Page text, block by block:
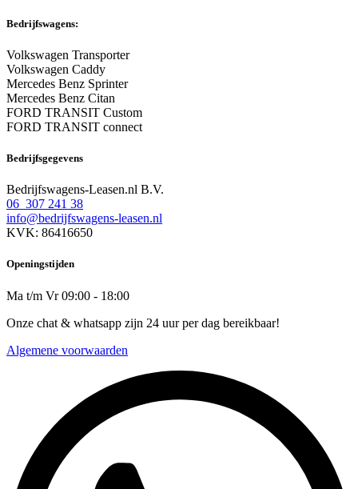
Bedrijfswagens:
Volkswagen Transporter
Volkswagen Caddy
Mercedes Benz Sprinter
Mercedes Benz Citan
FORD TRANSIT Custom
FORD TRANSIT connect
Bedrijfsgegevens
Bedrijfswagens-Leasen.nl B.V.
06 307 241 38
info@bedrijfswagens-leasen.nl
KVK: 86416650
Openingstijden
Ma t/m Vr 09:00 - 18:00
Onze chat & whatsapp zijn 24 uur per dag bereikbaar!
Algemene voorwaarden